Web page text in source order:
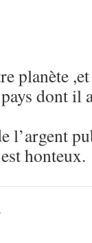
planète
dont il
l’argent
honteux.